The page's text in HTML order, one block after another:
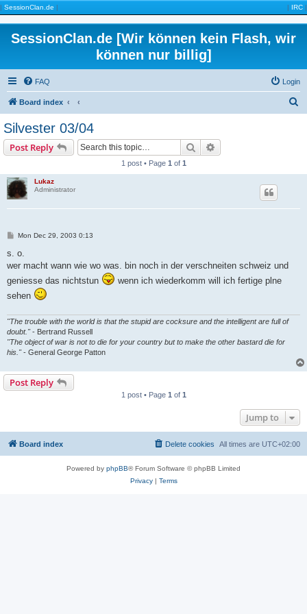
| SessionClan.de | | IRC |
SessionClan.de [Wir können kein Flash, wir
können nur billig]
FAQ Login
Board index
Silvester 03/04
Post Reply Search
1 post • Page 1 of 1
Lukaz
Administrator
P
s
Mon Dec 29, 2003 0:13
s. o.
wer macht wann wie wo was. bin noch in der verschneiten schweiz und
geniesse das nichtstun
wenn ich wiederkomm will ich fertige plne
sehen
"The trouble with the world is that the stupid are cocksure and the intelligent are full of
doubt."- Bertrand Russell
"The object of war is not to die for your country but to make the other bastard die for
his."- General George Patton
Post Reply
1 post • Page 1 of 1
Jump to
Board index All times are UTC+02:00
Delete cookies
Powered by phpBB® Forum Software © phpBB Limited
Privacy| Terms